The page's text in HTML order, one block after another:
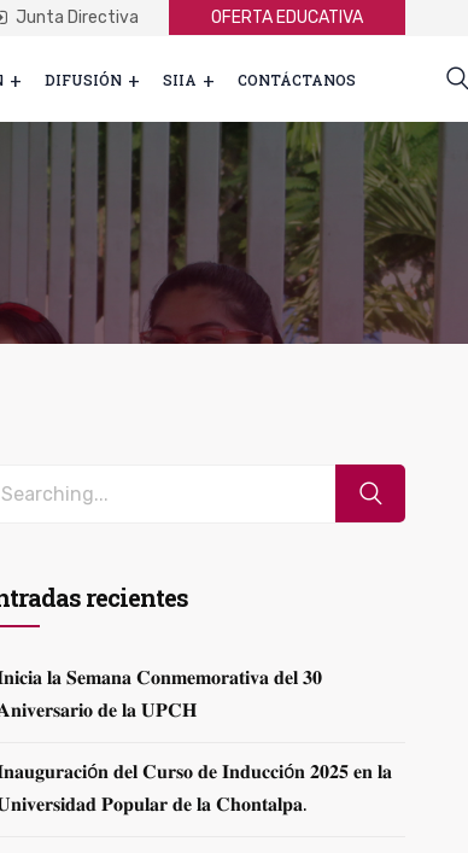
Junta Directiva OFERTA EDUCATIVA
DIFUSIÓN SIIA CONTÁCTANOS
recientes
𝐥𝐚 𝐒𝐞𝐦𝐚𝐧𝐚 𝐂𝐨𝐧𝐦𝐞𝐦𝐨𝐫𝐚𝐭𝐢𝐯𝐚 𝐝𝐞𝐥 𝟑𝟎
𝐝𝐞 𝐥𝐚 𝐔𝐏𝐂𝐇
𝐝𝐞𝐥 𝐂𝐮𝐫𝐬𝐨 𝐝𝐞 𝐈𝐧𝐝𝐮𝐜𝐜𝐢ó𝐧 𝟐𝟎𝟐𝟓 𝐞𝐧 𝐥𝐚
𝐏𝐨𝐩𝐮𝐥𝐚𝐫 𝐝𝐞 𝐥𝐚 𝐂𝐡𝐨𝐧𝐭𝐚𝐥𝐩𝐚.